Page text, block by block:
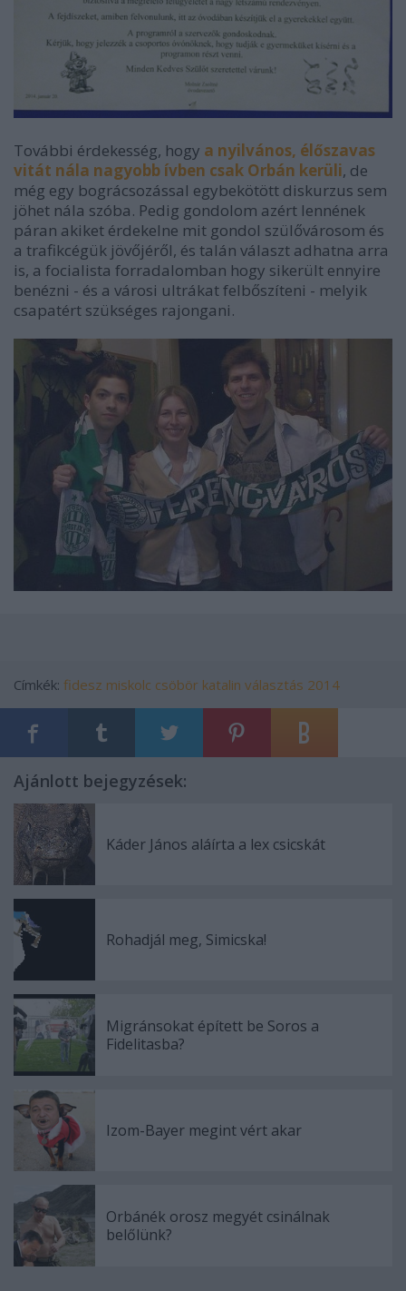
További érdekesség, hogy a nyilvános, élőszavas
vitát nála nagyobb ívben csak Orbán kerüli, de
még egy bográcsozással egybekötött diskurzus sem
jöhet nála szóba. Pedig gondolom azért lennének
páran akiket érdekelne mit gondol szülővárosom és
a trafikcégük jövőjéről, és talán választ adhatna arra
is, a focialista forradalomban hogy sikerült ennyire
benézni - és a városi ultrákat felbőszíteni - melyik
csapatért szükséges rajongani.
Címkék: fidesz miskolc csöbör katalin választás 2014
Ajánlott bejegyzések:
Káder János aláírta a lex csicskát
Rohadjál meg, Simicska!
Migránsokat épített be Soros a
Fidelitasba?
Izom-Bayer megint vért akar
Orbánék orosz megyét csinálnak
belőlünk?